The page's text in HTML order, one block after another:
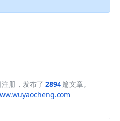
册，发布了 2894篇文章。